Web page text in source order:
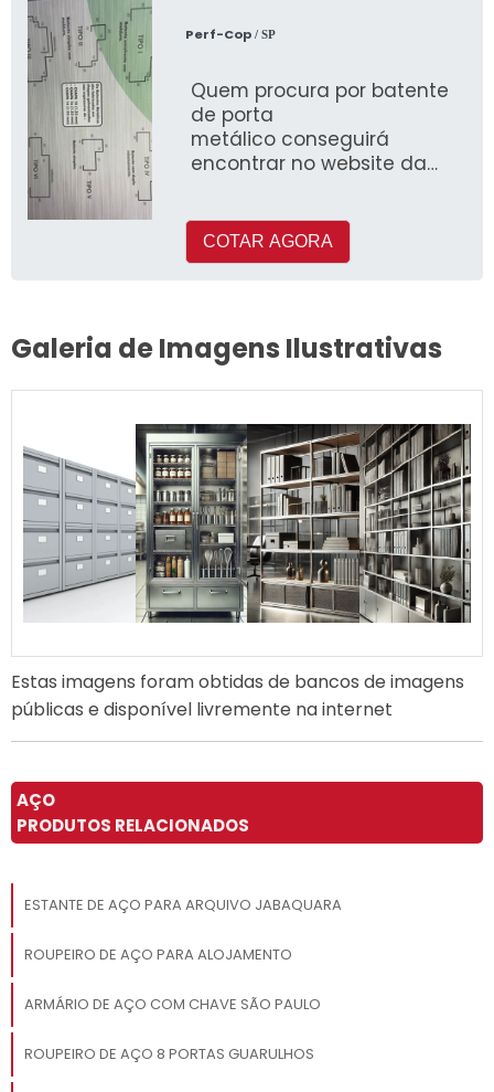
Perf-Cop/ SP
Quem procura por batente
de porta
metálico conseguirá
encontrar no website da
COTAR AGORA
Galeria de Imagens Ilustrativas
Estas imagens foram obtidas de bancos de imagens
públicas e disponível livremente na internet
AÇO
PRODUTOS RELACIONADOS
ESTANTE DE AÇO PARA ARQUIVO JABAQUARA
ROUPEIRO DE AÇO PARA ALOJAMENTO
ARMÁRIO DE AÇO COM CHAVE SÃO PAULO
ROUPEIRO DE AÇO 8 PORTAS GUARULHOS